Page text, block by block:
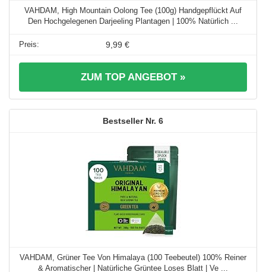
VAHDAM, High Mountain Oolong Tee (100g) Handgepflückt Auf
Den Hochgelegenen Darjeeling Plantagen | 100% Natürlich ...
9,99 €
ZUM TOP ANGEBOT »
6
VAHDAM, Grüner Tee Von Himalaya (100 Teebeutel) 100% Reiner
& Aromatischer | Natürliche Grüntee Loses Blatt | Ve ...